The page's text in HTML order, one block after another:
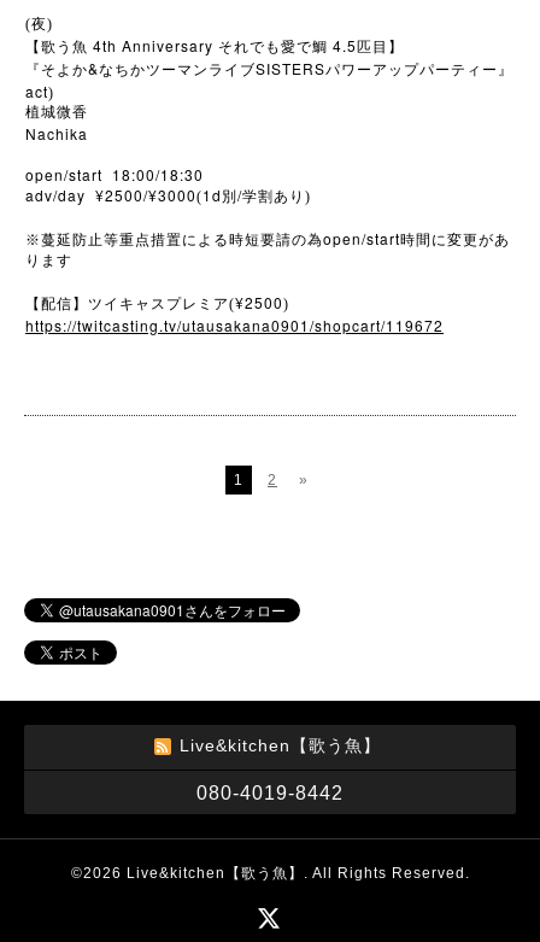
(夜)
【歌う魚 4th Anniversary それでも愛で鯛 4.5 匹目】
『そよか&なちかツーマンライブSISTERSパワーアップパーティー』
act)
植城微香
Nachika
open/start 18:00/18:30
adv/day ¥2500/¥3000(1d 別 /学割あり)
※蔓延防止等重点措置による時短要請の為open/start時間に変更があ
ります
【配信】ツイキャスプレミア(¥2500)
https://twitcasting.tv/utausakana0901/shopcart/119672
1 2 »
Live&kitchen【歌う魚】
080-4019-8442
©2026 Live&kitchen【歌う魚】 . All Rights Reserved.